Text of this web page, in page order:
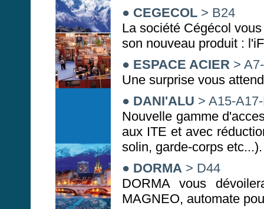
● CEGECOL > B24
La société Cégécol
son nouveau produit :
● ESPACE ACIER >
Une surprise vous
● DANI'ALU > A15-
Nouvelle gamme
aux ITE et avec
solin, garde-corps etc...).
● DORMA > D44
DORMA vous
MAGNEO, automate